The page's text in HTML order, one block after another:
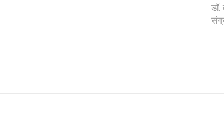
डॉ.